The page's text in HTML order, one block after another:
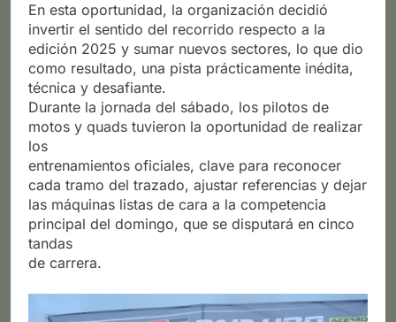
En esta oportunidad, la organización decidió
invertir el sentido del recorrido respecto a la
edición 2025 y sumar nuevos sectores, lo que dio
como resultado, una pista prácticamente inédita,
técnica y desafiante.
Durante la jornada del sábado, los pilotos de
motos y quads tuvieron la oportunidad de realizar
los
entrenamientos oficiales, clave para reconocer
cada tramo del trazado, ajustar referencias y dejar
las máquinas listas de cara a la competencia
principal del domingo, que se disputará en cinco
tandas
de carrera.